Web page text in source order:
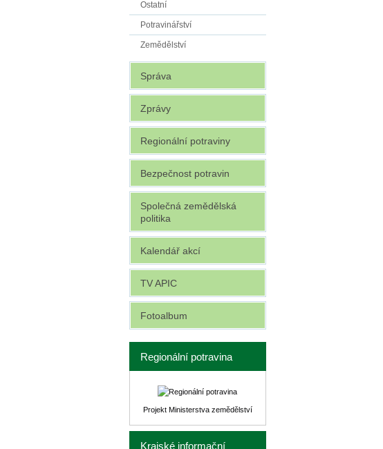
Ostatní
Potravinářství
Zemědělství
Správa
Zprávy
Regionální potraviny
Bezpečnost potravin
Společná zemědělská
politika
Kalendář akcí
TV APIC
Fotoalbum
Regionální potravina
Projekt Ministerstva zemědělství
Krajské informační